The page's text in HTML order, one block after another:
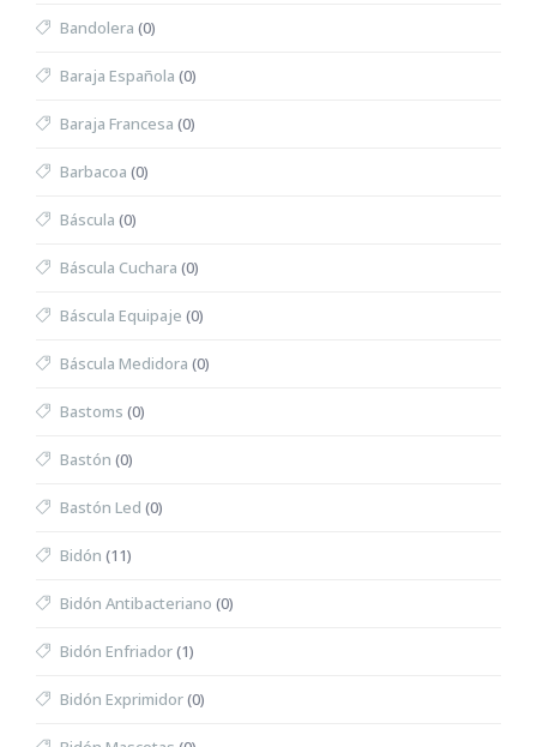
Bandolera (0)
Baraja Española (0)
Baraja Francesa (0)
Barbacoa (0)
Báscula (0)
Báscula Cuchara (0)
Báscula Equipaje (0)
Báscula Medidora (0)
Bastoms (0)
Bastón (0)
Bastón Led (0)
Bidón (11)
Bidón Antibacteriano (0)
Bidón Enfriador(1)
Bidón Exprimidor(0)